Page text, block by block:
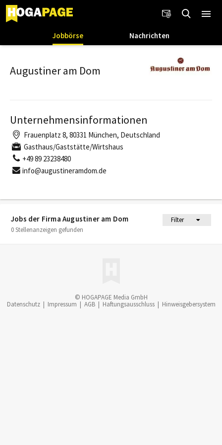
Jobbörse Nachrichten
Jobs der Firma Augustiner am Dom
Filter
0 Stellenanzeigen gefunden
Augustiner am Dom
Unternehmensinformationen
Frauenplatz 8, 80331 München, Deutschland
Gasthaus/Gaststätte/Wirtshaus
+49 89 23238480
info@augustineramdom.de
© HOGAPAGE Media GmbH
Datenschutz | Impressum | AGB | Haftungsausschluss | Hinweisgebersystem